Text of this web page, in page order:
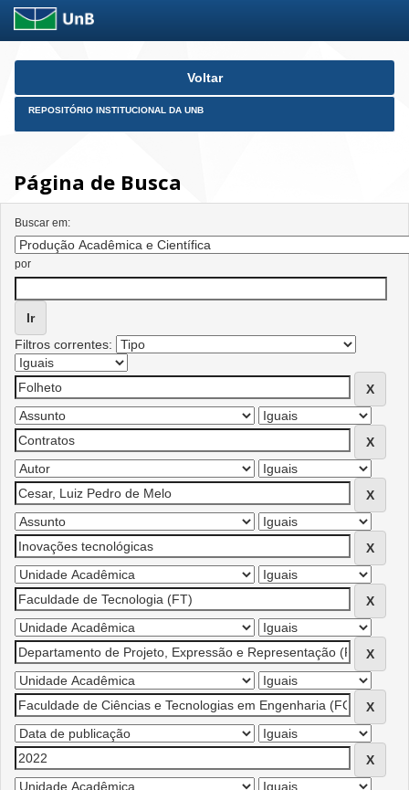
Skip
Voltar
REPOSITÓRIO INSTITUCIONAL DA UNB
Página de Busca
Buscar em:
por
Filtros correntes: